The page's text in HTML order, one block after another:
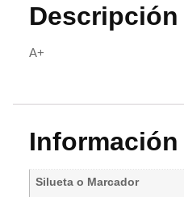
Descripción
A+
Silueta o Marcador